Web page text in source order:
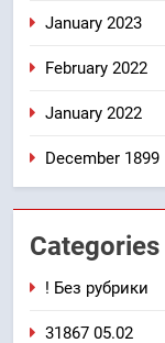
January 2023
February 2022
January 2022
December 1899
Categories
! Без рубрики
31867 05.02